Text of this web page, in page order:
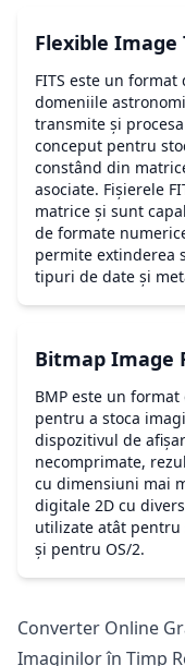
Flexible Image
FITS este un
domeniile
transmite și
conceput pentru
constând din
asociate. Fișierele
matrice și sunt
de formate
permite extinderea
tipuri de date și
Bitmap Image
BMP este un
pentru a stoca
dispozitivul de
necomprimate,
cu dimensiuni mai
digitale 2D cu
utilizate atât pentru
și pentru OS/2.
Converter Online
Imaginilor în Timp